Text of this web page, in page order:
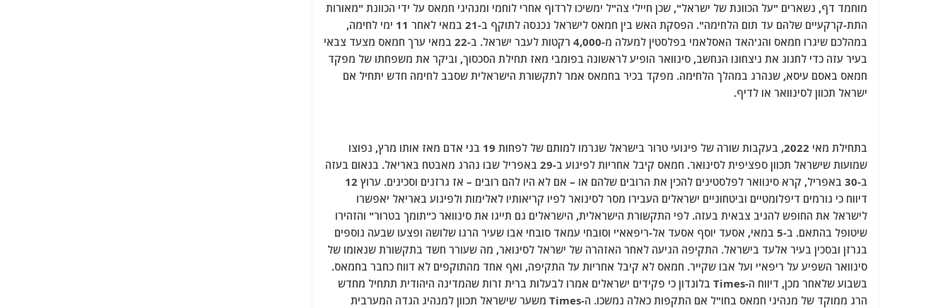
מוחמד דף, נשארים "על הכוונת של ישראל", שכן חיילי צה"ל ימשיכו לרדוף אחרי לוחמי ומנהיגי חמאס על ידי הכוונת "מאורות
התת-קרקעיים שלהם עד תום הלחימה". הפסקת האש בין חמאס לישראל נכנסה לתוקף ב-21 במאי לאחר 11 ימי לחימה,
במהלכם שיגרו חמאס והג'האד האסלאמי בפלסטין למעלה מ-4,000 רקטות לעבר ישראל. ב-22 במאי ערך חמאס מצעד צבאי
בעיר עזה כדי לחגוג את ניצחונו הנחשב, סינוואר הופיע לראשונה בפומבי מאז תחילת הסכסוך, וביקר את משפחתו של מפקד
חמאס באסם עיסא, שנהרג במהלך הלחימה. מפקד בכיר בחמאס אמר לתקשורת הישראלית שסבב ​​לחימה חדש יתחיל אם
ישראל תכוון לסינוואר או לדיף.
בתחילת מאי 2022, בעקבות שורה של פיגועי טרור בישראל שגרמו למותם של לפחות 19 בני אדם מאז אותו מרץ, נפוצו
שמועות שישראל תכוון ספציפית לסינואר. חמאס קיבל אחריות לפיגוע ב-29 באפריל שבו נהרג מאבטח באריאל. בנאום בעזה
ב-30 באפריל, קרא סינוואר לפלסטינים להכין את הרובים שלהם או – אם לא היו להם רובים – אז גרזנים וסכינים. ערוץ 12
דיווח כי גורמים דיפלומטיים וביטחוניים ישראלים העבירו מסר לסינואר לפיו קריאותיו לאלימות ולפיגוע באריאל יאפשרו
לישראל את החופש להגיב צבאית בעזה. לפי התקשורת הישראלית, הישראלים גם תייגו את סינוואר כ"תומך בטרור" והזהירו
שיטופל בהתאם. ב-5 במאי, אסעד יוסף אסעד אל-ריפאא'י וסובחי עמאד סובחי אבו שעיר הרגו שלושה ופצעו שבעה נוספים
בגרזן ובסכין בעיר אלעד בישראל. התקיפה הגיעה לאחר האזהרה של ישראל לסינואר, מה שעורר חשד בתקשורת שנאומו של
סינוואר השפיע על ריפא'י ועל אבו שקייר. חמאס לא קיבל אחריות על התקיפה, ואף אחד מהתוקפים לא דווח כחבר בחמאס.
בשבוע שלאחר מכן, דיווח ה-Times בלונדון כי פקידים ישראלים אמרו לבעלות ברית זרות שהמדינה היהודית תתחיל מחדש
הרג ממוקד של מנהיגי חמאס בחו"ל אם התקפות כאלה נמשכו. ה-Times משער שישראל תכוון למנהיג הגדה המערבית